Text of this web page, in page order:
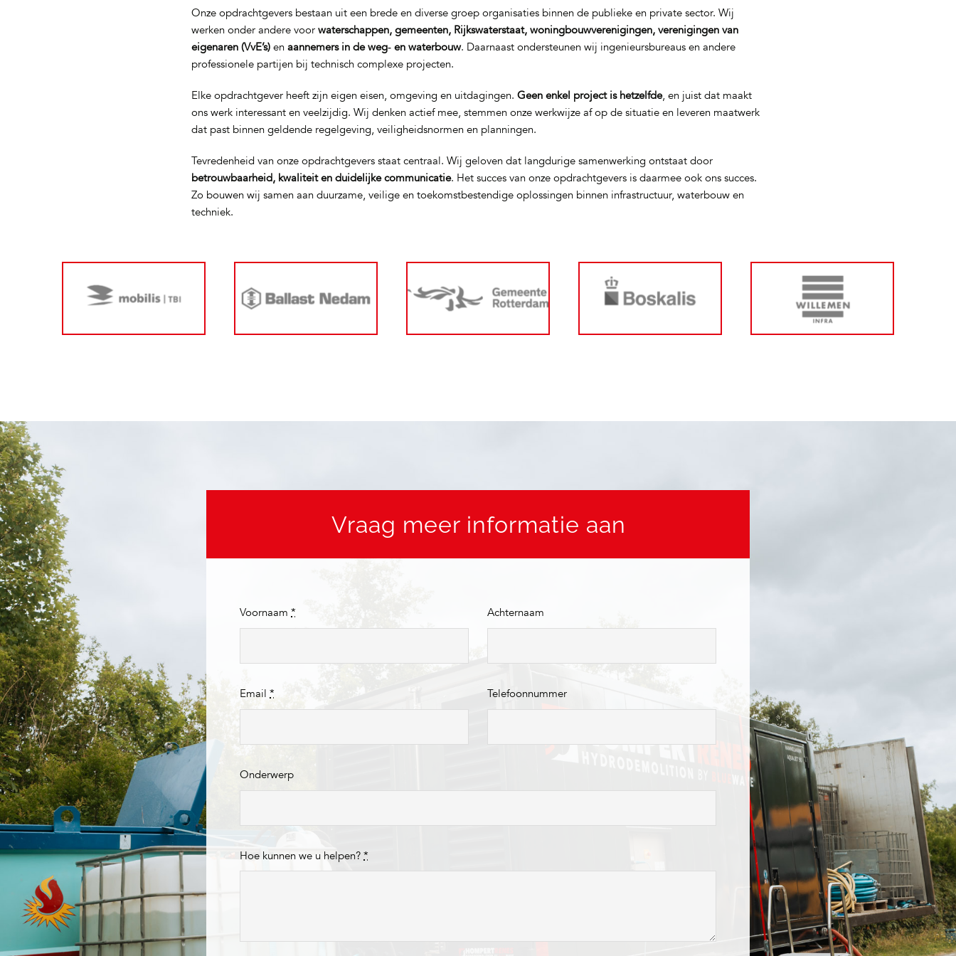
Onze opdrachtgevers bestaan uit een brede en diverse groep organisaties binnen de publieke en private sector. Wij
werken onder andere voorwaterschappen, gemeenten, Rijkswaterstaat, woningbouwverenigingen, verenigingen van
eigenaren (VvE’s) enaannemers in de weg‑ en waterbouw. Daarnaast ondersteunen wij ingenieursbureaus en andere
professionele partijen bij technisch complexe projecten.
Elke opdrachtgever heeft zijn eigen eisen, omgeving en uitdagingen.Geen enkel project is hetzelfde, en juist dat maakt
ons werk interessant en veelzijdig. Wij denken actief mee, stemmen onze werkwijze af op de situatie en leveren maatwerk
dat past binnen geldende regelgeving, veiligheidsnormen en planningen.
Tevredenheid van onze opdrachtgevers staat centraal. Wij geloven dat langdurige samenwerking ontstaat door
betrouwbaarheid, kwaliteit en duidelijke communicatie. Het succes van onze opdrachtgevers is daarmee ook ons succes.
Zo bouwen wij samen aan duurzame, veilige en toekomstbestendige oplossingen binnen infrastructuur, waterbouw en
techniek.
Vraag meer informatie aan
Voornaam*
Email*
Achternaam
Telefoonnummer
Onderwerp
Hoe kunnen we u helpen?*